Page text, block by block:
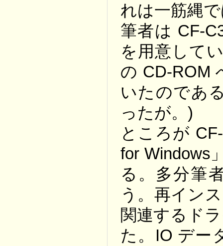
れは一筋縄
筆者は CF-
を用意して
の CD-ROM
いたのであ
ったが。)
ところが
for Windows
る。多分筆
う。再イン
関連するド
た。IO デー